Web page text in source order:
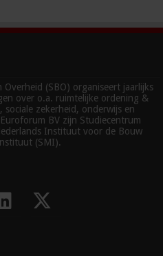
(SBO) organiseert jaarlijks
over o.a. ruimtelijke ordening &
zekerheid, onderwijs en
BV zijn Studiecentrum
Instituut voor de Bouw
(SMI).